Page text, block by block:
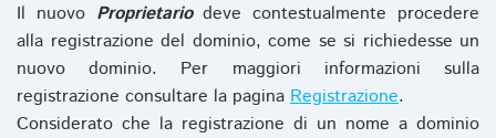
Il nuovo Proprietariodeve contestualmente procedere
alla registrazione del dominio, come se si richiedesse un
nuovo dominio. Per maggiori informazioni sulla
registrazione consultare la pagina Registrazione.
Considerato che la registrazione di un nome a dominio